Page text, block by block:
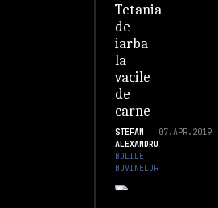
Tetania
de
iarba
la
vacile
de
carne
STEFAN
ALEXANDRU
07.APR.2019
BOLILE
BOVINELOR